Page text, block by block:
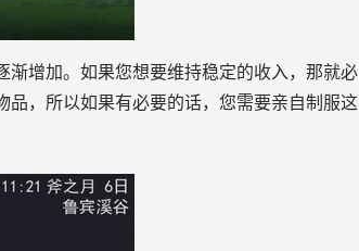
增加。如果您想要维持稳定的收入，那就必
，所以如果有必要的话，您需要亲自制服这